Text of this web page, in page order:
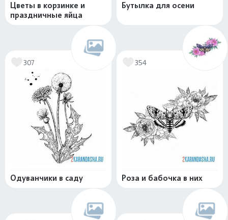
Цветы в корзинке и
праздничные яйца
Бутылка для осени
307
Одуванчики в саду
354
Роза и бабочка в них